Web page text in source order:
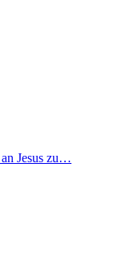
Jesus zu…